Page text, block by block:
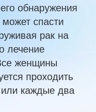
обнаружения
спасти
рак на
лечение
женщины
проходить
каждые два